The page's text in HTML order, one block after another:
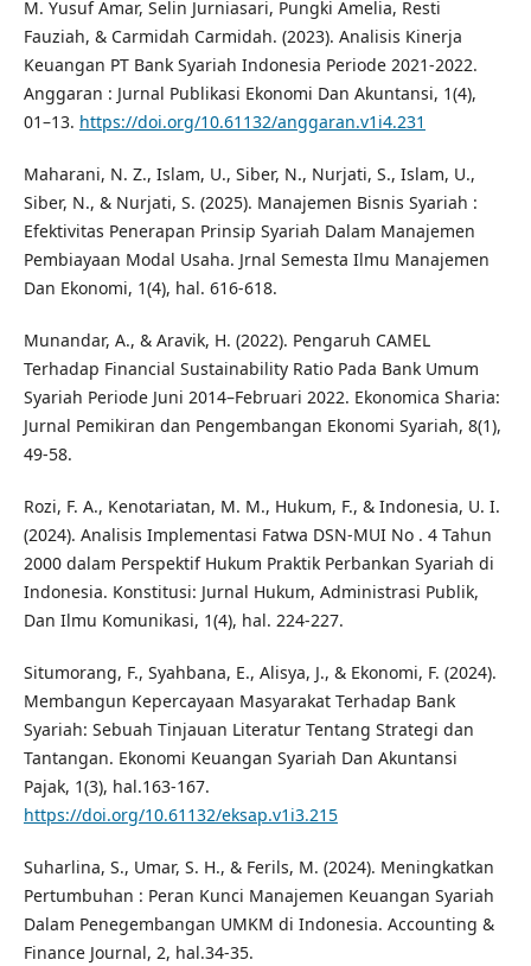
M. Yusuf Amar, Selin Jurniasari, Pungki Amelia, Resti
Fauziah, & Carmidah Carmidah. (2023). Analisis Kinerja
Keuangan PT Bank Syariah Indonesia Periode 2021-2022.
Anggaran : Jurnal Publikasi Ekonomi Dan Akuntansi, 1(4),
01–13. https://doi.org/10.61132/anggaran.v1i4.231
Maharani, N. Z., Islam, U., Siber, N., Nurjati, S., Islam, U.,
Siber, N., & Nurjati, S. (2025). Manajemen Bisnis Syariah :
Efektivitas Penerapan Prinsip Syariah Dalam Manajemen
Pembiayaan Modal Usaha. Jrnal Semesta Ilmu Manajemen
Dan Ekonomi, 1(4), hal. 616-618.
Munandar, A., & Aravik, H. (2022). Pengaruh CAMEL
Terhadap Financial Sustainability Ratio Pada Bank Umum
Syariah Periode Juni 2014–Februari 2022. Ekonomica Sharia:
Jurnal Pemikiran dan Pengembangan Ekonomi Syariah, 8(1),
49-58.
Rozi, F. A., Kenotariatan, M. M., Hukum, F., & Indonesia, U. I.
(2024). Analisis Implementasi Fatwa DSN-MUI No . 4 Tahun
2000 dalam Perspektif Hukum Praktik Perbankan Syariah di
Indonesia. Konstitusi: Jurnal Hukum, Administrasi Publik,
Dan Ilmu Komunikasi, 1(4), hal. 224-227.
Situmorang, F., Syahbana, E., Alisya, J., & Ekonomi, F. (2024).
Membangun Kepercayaan Masyarakat Terhadap Bank
Syariah: Sebuah Tinjauan Literatur Tentang Strategi dan
Tantangan. Ekonomi Keuangan Syariah Dan Akuntansi
Pajak, 1(3), hal.163-167.
https://doi.org/10.61132/eksap.v1i3.215
Suharlina, S., Umar, S. H., & Ferils, M. (2024). Meningkatkan
Pertumbuhan : Peran Kunci Manajemen Keuangan Syariah
Dalam Penegembangan UMKM di Indonesia. Accounting &
Finance Journal, 2, hal.34-35.